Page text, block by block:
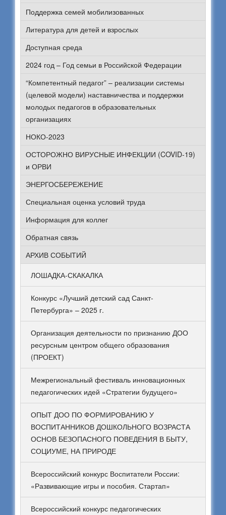
Поддержка семей мобилизованных
Литература для детей и взрослых
Доступная среда
2024 год – Год семьи в Российской Федерации
“Компетентный педагог” – реализации системы
(целевой модели) наставничества и поддержки
молодых педагогов в образовательных
организациях
НОКО-2023
ОСТОРОЖНО ВИРУСНЫЕ ИНФЕКЦИИ (COVID-19)
и ОРВИ
ЭНЕРГОСБЕРЕЖЕНИЕ
Специальная оценка условий труда
Информация для коллег
Обратная связь
АРХИВ СОБЫТИЙ
ЛОШАДКА-СКАКАЛКА
Конкурс «Лучший детский сад Санкт-
Петербурга» – 2025 г.
Организация деятельности по признанию ДОО
ресурсным центром общего образования
(ПРОЕКТ)
Межрегиональный фестиваль инновационных
педагогических идей «Стратегии будущего»
ОПЫТ ДОО ПО ФОРМИРОВАНИЮ У
ВОСПИТАННИКОВ ДОШКОЛЬНОГО ВОЗРАСТА
ОСНОВ БЕЗОПАСНОГО ПОВЕДЕНИЯ В БЫТУ,
СОЦИУМЕ, НА ПРИРОДЕ
Всероссийский конкурс Воспитатели России:
«Развивающие игры и пособия. Стартап»
Всероссийский конкурс педагогических